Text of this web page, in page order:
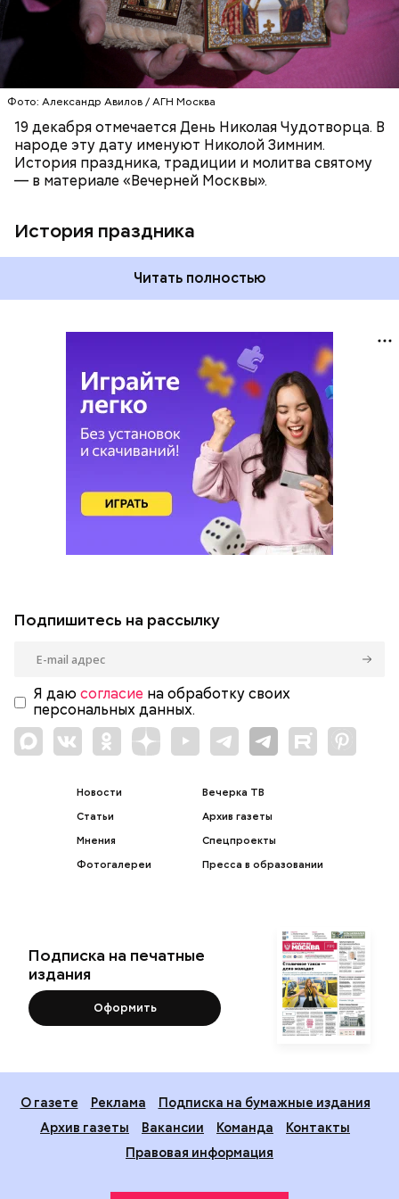
Фото: Александр Авилов / АГН Москва
19 декабря отмечается День Николая Чудотворца. В
народе эту дату именуют Николой Зимним.
История праздника, традиции и молитва святому
— в материале «Вечерней Москвы».
История праздника
Читать полностью
Подпишитесь на рассылку
Я даю согласие на обработку своих
персональных данных.
Новости
Статьи
Мнения
Фотогалереи
Вечерка ТВ
Архив газеты
Спецпроекты
Пресса в образовании
Подписка на печатные
издания
Оформить
О газете Реклама
Подписка на бумажные издания
Архив газеты
Вакансии Команда
Контакты
Правовая информация